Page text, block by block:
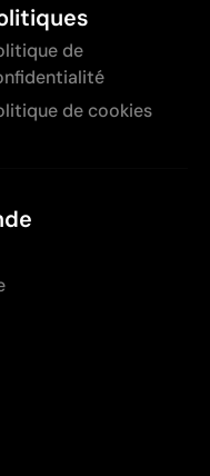
de
de cookies